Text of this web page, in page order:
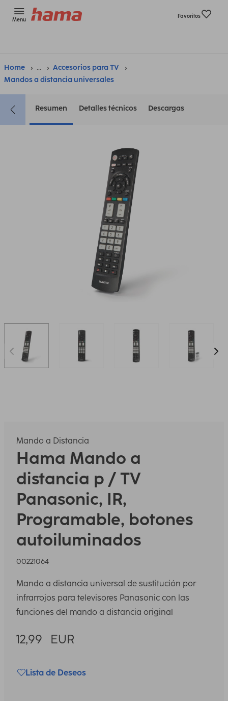
Menu
Favoritos
Home ...
Accesorios para TV
Mandos a distancia universales
Resumen Detalles técnicos Descargas
Mando a Distancia
Hama Mando a
distancia p / TV
Panasonic, IR,
Programable, botones
autoiluminados
00221064
Mando a distancia universal de sustitución por
infrarrojos para televisores Panasonic con las
funciones del mando a distancia original
12,99 EUR
Lista de Deseos